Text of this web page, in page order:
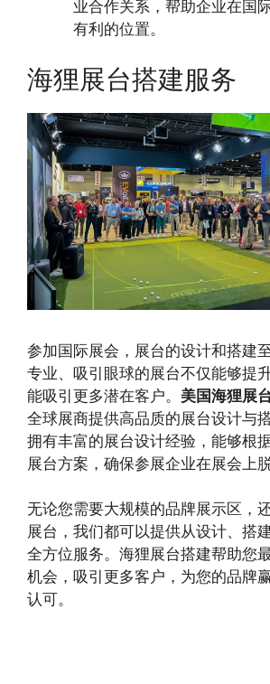
业合作关系，帮助企业在国
有利的位置。
海狸展台搭建服务
参加国际展会，展台的设计和搭建
专业、吸引眼球的展台不仅能够提
能吸引更多潜在客户。 美国海狸展
全球展商提供高品质的展台设计与
拥有丰富的展台设计经验，能够根
展台方案，确保参展企业在展会上
无论您需要大规模的品牌展示区，
展台，我们都可以提供从设计、搭
全方位服务。海狸展台搭建帮助您
机会，吸引更多客户，为您的品牌
认可。